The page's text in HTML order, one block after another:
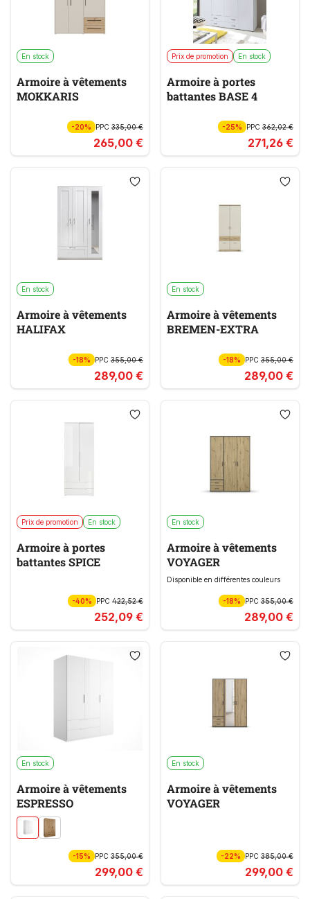
En stock
Armoire à vêtements
MOKKARIS
-20% PPC 335,00 €
265,00 €
Prix de promotion En stock
Armoire à portes
battantes BASE 4
-25% PPC362,02 €
271,26 €
En stock
Armoire à vêtements
HALIFAX
-18% PPC 355,00 €
289,00 €
En stock
Armoire à vêtements
BREMEN-EXTRA
-18% PPC355,00 €
289,00 €
Prix de promotion En stock
Armoire à portes
battantes SPICE
-40% PPC 422,52 €
252,09 €
En stock
Armoire à vêtements
VOYAGER
Disponible en différentes couleurs
-18% PPC355,00 €
289,00 €
En stock
Armoire à vêtements
ESPRESSO
-15% PPC 355,00 €
299,00 €
En stock
Armoire à vêtements
VOYAGER
-22% PPC385,00 €
299,00 €